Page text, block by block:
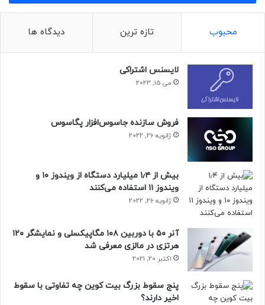
محبوب تازه ترین دیدگاه ها
لایسنس اشتراکی
می 15, 2023
فروش سازنده جاسوس‌افزار پگاسوس
ژانویه 26, 2022
بیش از ۱٫۴ میلیارد دستگاه از ویندوز ۱۰ و
ویندوز ۱۱ استفاده می‌کنند
ژانویه 26, 2022
آنر ۵۰ با دوربین ۱۰۸ مگاپیکسلی و نمایشگر ۱۲۰
هرتزی در مالزی معرفی شد
اکتبر 20, 2021
پنج سقوط بزرگ بیت کوین چه تفاوتی با سقوط
اخیر دارند؟